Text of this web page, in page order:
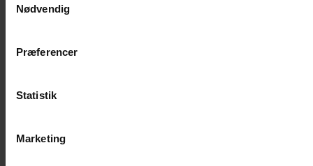
Nødvendig
Præferencer
Statistik
Marketing
Handelsbetingelser
Handelsbetingelser
Om Yarn Every Wear